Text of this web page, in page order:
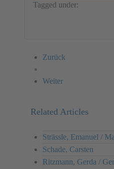
Tagged under:
Zurück
Weiter
Related Articles
Strässle, Emanuel /
Schade, Carsten
Ritzmann, Gerda /